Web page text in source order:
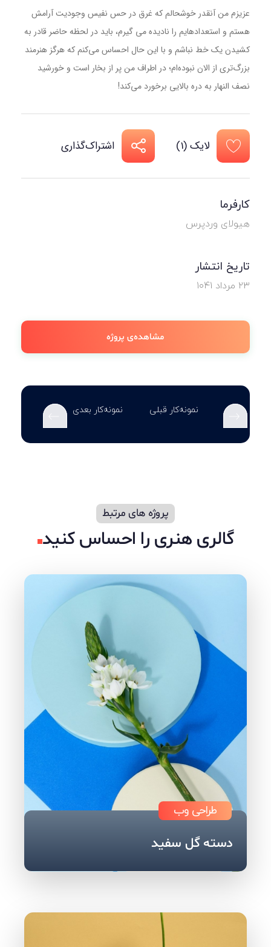
عزیزم من آنقدر خوشحالم که غرق در حس نفیس وجودیت آرامش
هستم و استعدادهایم را نادیده می گیرم، باید در لحظه حاضر قادر به
کشیدن یک خط نباشم و با این حال احساس می‌کنم که هرگز هنرمند
بزرگ‌تری از الان نبوده‌ام؛ در اطراف من پر از بخار است و خورشید
نصف النهار به دره بالایی برخورد می‌کند!
لایک (1) اشتراک‌گذاری
کارفرما
هیولای وردپرس
تاریخ انتشار
۲۳ مرداد ۱۰۴۱
مشاهده‌ی پروژه
نمونه‌کار قبلی نمونه‌کار بعدی
گالری هنری را احساس کنید
دسته گل سفید
طراحی وب